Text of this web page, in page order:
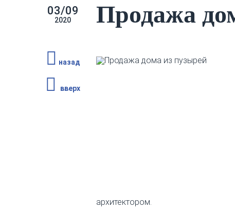
03/09
2020
назад
вверх
Продажа
архитектором.